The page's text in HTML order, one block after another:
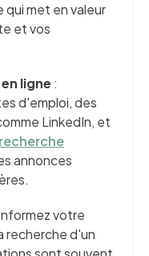
met en valeur
et vos
ligne :
d'emploi, des
LinkedIn, et
annonces
votre
recherche d'un